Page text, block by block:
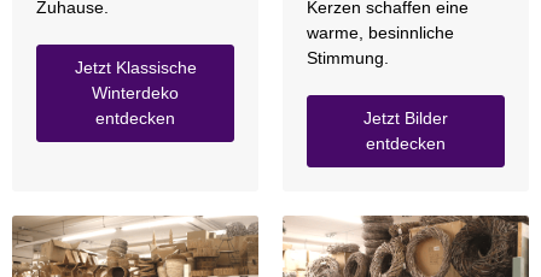
Zuhause.
Jetzt Klassische
Winterdeko
entdecken
Kerzen schaffen eine
warme, besinnliche
Stimmung.
Jetzt Bilder
entdecken